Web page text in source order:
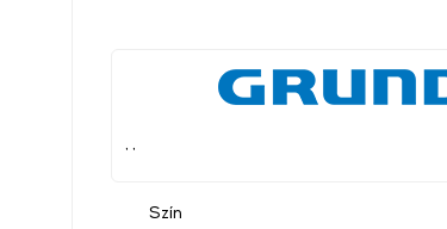
Szín